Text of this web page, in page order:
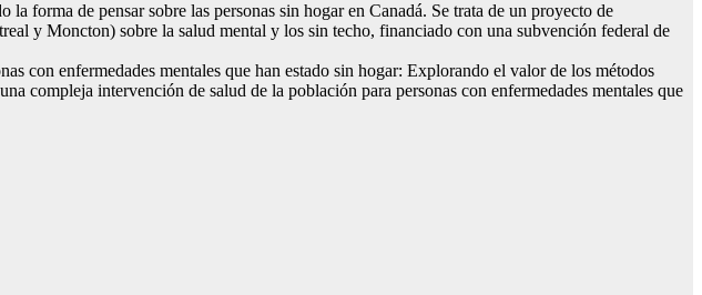
forma de pensar sobre las personas sin hogar en Canadá. Se trata de un proyecto de
y Moncton) sobre la salud mental y los sin techo, financiado con una subvención federal de
con enfermedades mentales que han estado sin hogar: Explorando el valor de los métodos
compleja intervención de salud de la población para personas con enfermedades mentales que